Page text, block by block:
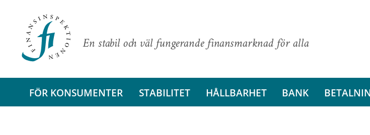
En stabil och väl fungerande finansmarknad för alla
FÖR KONSUMENTER STABILITET HÅLLBARHET BANK